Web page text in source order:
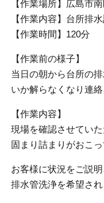
【作業場所】広島市
【作業内容】台所排
【作業時間】120分
【作業前の様子】
当日の朝から台所の
いか解らなくなり連絡
【作業内容】
現場を確認させてい
固まり詰まりがおこっ
お客様に状況をご説
排水管洗浄を希望され